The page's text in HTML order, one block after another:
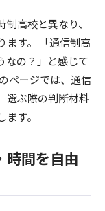
高校と異なり、
ます。 「通信制高
なの？」と感じて
ページでは、通信
選ぶ際の判断材料
す。
時間を自由